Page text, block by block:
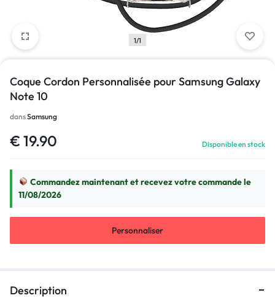
1/1
Coque Cordon Personnalisée pour Samsung Galaxy
Note 10
dansSamsung
€ 19.90 Disponible en stock
Commandez maintenant et recevez votre commande le
11/08/2026
Personnaliser
Description